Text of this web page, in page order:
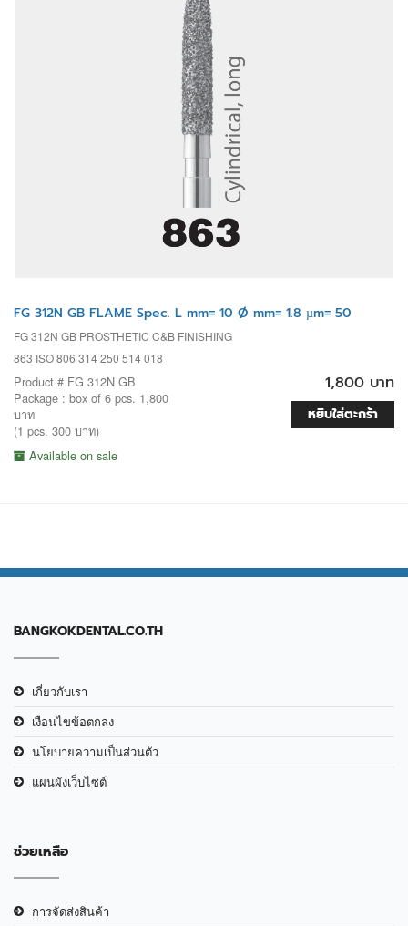
FG 312N GB FLAME Spec. L mm= 10 Ø mm= 1.8 µm= 50
FG 312N GB PROSTHETIC C&B FINISHING
863 ISO 806 314 250 514 018
Product # FG 312N GB
Package : box of 6 pcs. 1,800
บาท
(1 pcs. 300 บาท)
Available on sale
1,800 บาท
หยิบใส่ตะกร้า
BANGKOKDENTAL.CO.TH
เกี่ยวกับเรา
เงือนไขข้อตกลง
นโยบายความเป็นส่วนตัว
แผนผังเว็บไซต์
ช่วยเหลือ
การจัดส่งสินค้า